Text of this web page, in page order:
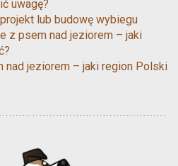
uwagę?
lub budowę wybiegu
z psem nad jeziorem – jaki
nad jeziorem – jaki region Polski